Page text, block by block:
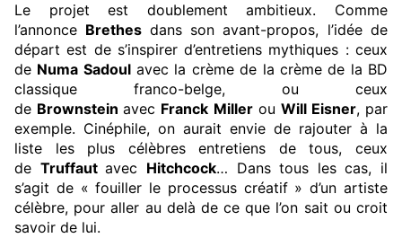
Le projet est doublement ambitieux. Comme
l’annonce Brethes dans son avant-propos, l’idée de
départ est de s’inspirer d’entretiens mythiques : ceux
de Numa Sadoul avec la crème de la crème de la BD
classique franco-belge, ou ceux
de Brownstein avec Franck Miller ou Will Eisner, par
exemple. Cinéphile, on aurait envie de rajouter à la
liste les plus célèbres entretiens de tous, ceux
de Truffaut avec Hitchcock… Dans tous les cas, il
s’agit de « fouiller le processus créatif » d’un artiste
célèbre, pour aller au delà de ce que l’on sait ou croit
savoir de lui.